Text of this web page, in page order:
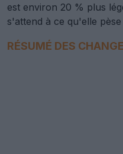
est environ 20 % plus
s'attend à ce qu'elle
RÉSUMÉ DES